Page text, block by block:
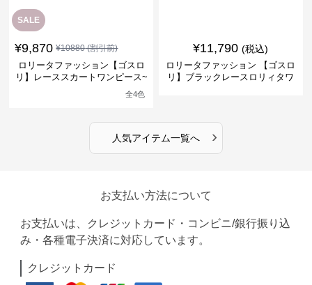
SALE
¥9,870 ¥10880(割引前)
ロリータファッション【ゴスロ
リ】レーススカートワンピース~
全4色
¥11,790 (税込)
ロリータファッション 【ゴスロ
リ】ブラックレースロリィタワ
人気アイテム一覧へ ›
お支払い方法について
お支払いは、クレジットカード・コンビニ/銀行振り込
み・各種電子決済に対応しています。
クレジットカード